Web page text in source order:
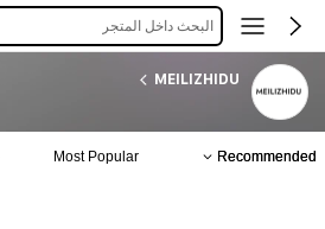
البحث داخل المتجر
MEILIZHIDU
Recommended
Most Popular